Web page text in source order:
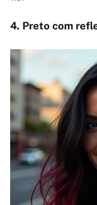
4. Preto com